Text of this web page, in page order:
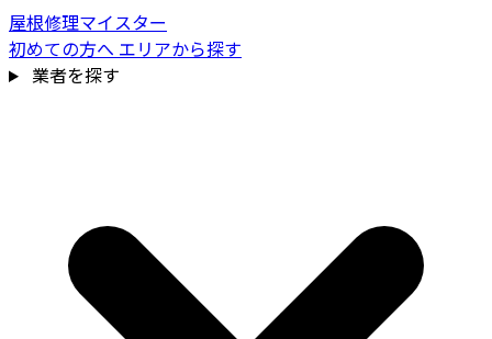
屋根修理マイスター
初めての方へ エリアから探す
業者を探す